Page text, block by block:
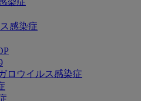
感染症
ロウイルス感染症